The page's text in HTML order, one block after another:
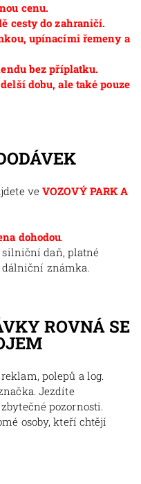
cenu.
cesty do zahraničí.
upínacími řemeny a
bez příplatku.
dobu, ale také pouze
veVOZOVÝ PARK A
dohodou.
silniční daň, platné
známka.
ROVNÁ SE
polepů a log.
Jezdíte
pozornosti.
osoby, kteří chtějí